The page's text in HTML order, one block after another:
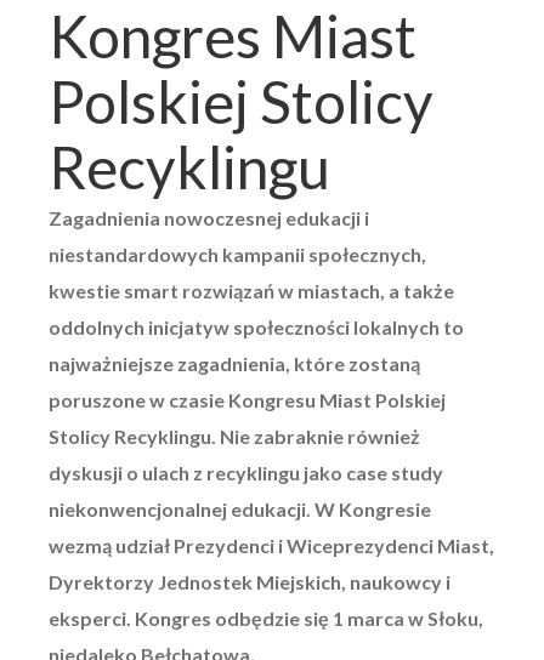
Kongres Miast
Polskiej Stolicy
Recyklingu
Zagadnienia nowoczesnej edukacji i
niestandardowych kampanii społecznych,
kwestie smart rozwiązań w miastach, a także
oddolnych inicjatyw społeczności lokalnych to
najważniejsze zagadnienia, które zostaną
poruszone w czasie Kongresu Miast Polskiej
Stolicy Recyklingu. Nie zabraknie również
dyskusji o ulach z recyklingu jako case study
niekonwencjonalnej edukacji. W Kongresie
wezmą udział Prezydenci i Wiceprezydenci Miast,
Dyrektorzy Jednostek Miejskich, naukowcy i
eksperci. Kongres odbędzie się 1 marca w Słoku,
niedaleko Bełchatowa.